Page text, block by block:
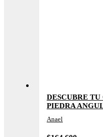
DESCUBRE
PIEDRA
Anael